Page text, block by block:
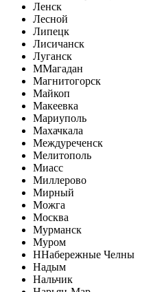
Ленск
Лесной
Липецк
Лисичанск
Луганск
ММагадан
Магнитогорск
Майкоп
Макеевка
Мариуполь
Махачкала
Междуреченск
Мелитополь
Миасс
Миллерово
Мирный
Можга
Москва
Мурманск
Муром
ННабережные Челны
Надым
Нальчик